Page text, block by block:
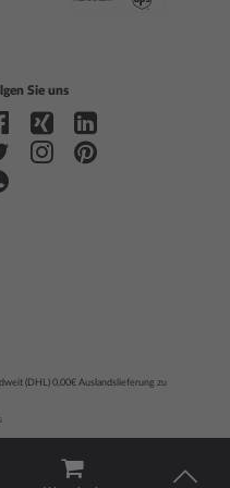
Made, 5 Jewels
Stunde
Sie uns
(DHL) 0,00€ Auslandslieferung zu
| Technische Umsetzung